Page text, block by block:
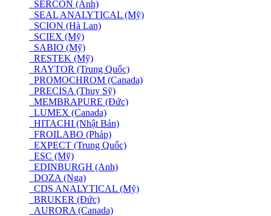
SERCON (Anh)
SEAL ANALYTICAL (Mỹ)
SCION (Hà Lan)
SCIEX (Mỹ)
SABIO (Mỹ)
RESTEK (Mỹ)
RAYTOR (Trung Quốc)
PROMOCHROM (Canada)
PRECISA (Thuỵ Sỹ)
MEMBRAPURE (Đức)
LUMEX (Canada)
HITACHI (Nhật Bản)
FROILABO (Pháp)
EXPECT (Trung Quốc)
ESC (Mỹ)
EDINBURGH (Anh)
DOZA (Nga)
CDS ANALYTICAL (Mỹ)
BRUKER (Đức)
AURORA (Canada)